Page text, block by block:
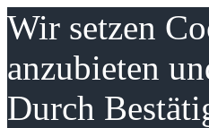
Wir setzen
anzubieten
Durch